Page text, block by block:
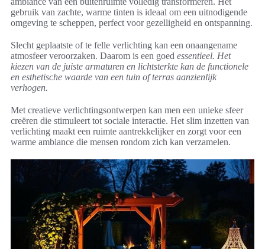
gebruik van zachte, warme tinten is ideaal om een uitnodigende
omgeving te scheppen, perfect voor gezelligheid en ontspanning.
Slecht geplaatste of te felle verlichting kan een onaangename
atmosfeer veroorzaken. Daarom is een goed essentieel. Het
kiezen van de juiste armaturen en lichtsterkte kan de functionele
en esthetische waarde van een tuin of terras aanzienlijk
verhogen.
Met creatieve verlichtingsontwerpen kan men een unieke sfeer
creëren die stimuleert tot sociale interactie. Het slim inzetten van
verlichting maakt een ruimte aantrekkelijker en zorgt voor een
warme ambiance die mensen rondom zich kan verzamelen.